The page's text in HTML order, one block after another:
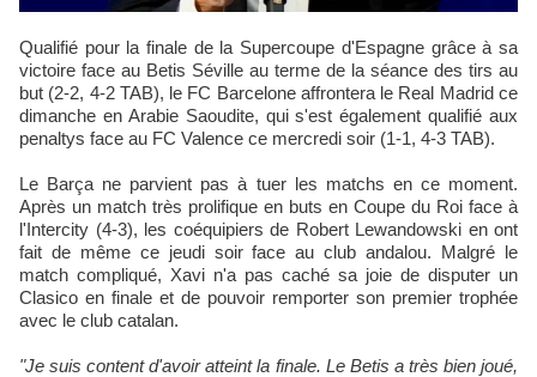
Qualifié pour la finale de la Supercoupe d'Espagne grâce à sa
victoire face au Betis Séville au terme de la séance des tirs au
but (2-2, 4-2 TAB), le FC Barcelone affrontera le Real Madrid ce
dimanche en Arabie Saoudite, qui s'est également qualifié aux
penaltys face au FC Valence ce mercredi soir (1-1, 4-3 TAB).
Le Barça ne parvient pas à tuer les matchs en ce moment.
Après un match très prolifique en buts en Coupe du Roi face à
l'Intercity (4-3), les coéquipiers de Robert Lewandowski en ont
fait de même ce jeudi soir face au club andalou. Malgré le
match compliqué, Xavi n'a pas caché sa joie de disputer un
Clasico en finale et de pouvoir remporter son premier trophée
avec le club catalan.
"Je suis content d'avoiratteint la finale. Le Betis a très bien joué,